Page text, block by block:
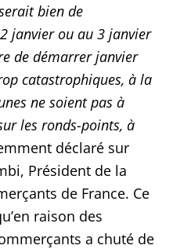
bien de
janvier ou au 3 janvier
de démarrer janvier
catastrophiques, à la
ne soient pas à
les ronds-points, à
déclaré sur
Président de la
de France. Ce
raison des
a chuté de